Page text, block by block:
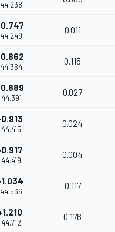
0.011
0.115
0.027
0.024
0.004
0.117
0.176